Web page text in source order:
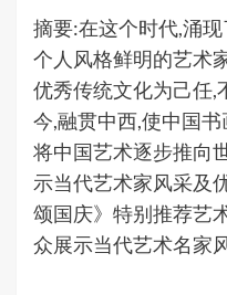
摘要:在这个时代,涌现
个人风格鲜明的艺术
优秀传统文化为己任,
今,融贯中西,使中国
将中国艺术逐步推向
示当代艺术家风采及
颂国庆》特别推荐艺
众展示当代艺术名家